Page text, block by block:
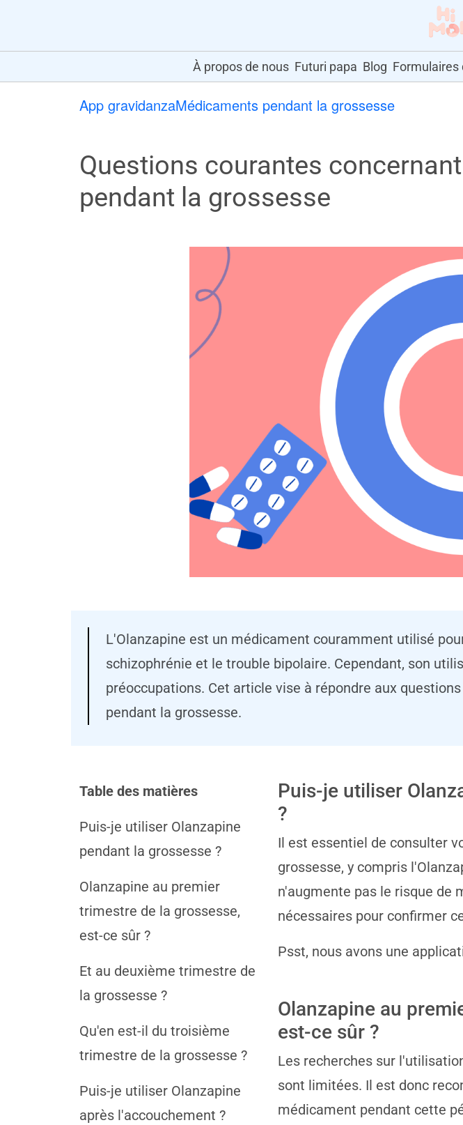
À propos de nous Futuri papa Blog Formulaires
App gravidanzaMédicaments pendant la grossesse
Questions courantes
pendant la grossesse
L'Olanzapine est un médicament couramment utilisé
schizophrénie et le trouble bipolaire. Cependant, son
préoccupations. Cet article vise à répondre aux
pendant la grossesse.
Table des matières
Puis-je utiliser Olanzapine
pendant la grossesse ?
Olanzapine au premier
trimestre de la grossesse,
est-ce sûr ?
Et au deuxième trimestre de
la grossesse ?
Qu'en est-il du troisième
trimestre de la grossesse ?
Puis-je utiliser Olanzapine
après l'accouchement ?
Puis-je utiliser
?
Il est essentiel de consulter
grossesse, y compris
n'augmente pas le risque de
nécessaires pour confirmer
Psst, nous avons une
Olanzapine au
est-ce sûr ?
Les recherches sur
sont limitées. Il est donc
médicament pendant cette